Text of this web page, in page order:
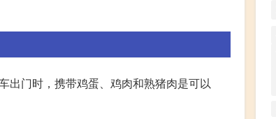
出门时，携带鸡蛋、鸡肉和熟猪肉是可以